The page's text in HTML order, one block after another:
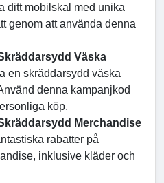
ditt mobilskal med unika
genom att använda denna
Väska
en skräddarsydd väska
denna kampanjkod
köp.
Merchandise
rabatter på
inklusive kläder och